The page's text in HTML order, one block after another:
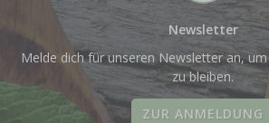
Newsletter
Melde dich für unseren Newsletter an,
zu bleiben.
ZUR ANMELDUNG